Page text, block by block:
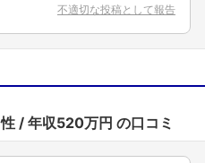
不適切な投稿として報告
年収520万円 の口コミ